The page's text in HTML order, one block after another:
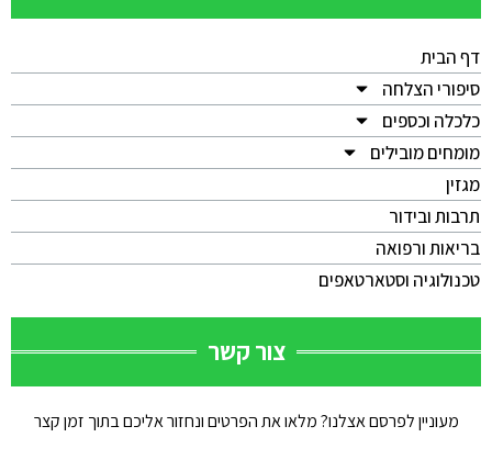
דף הבית
סיפורי הצלחה
כלכלה וכספים
מומחים מובילים
מגזין
תרבות ובידור
בריאות ורפואה
טכנולוגיה וסטארטאפים
צור קשר
מעוניין לפרסם אצלנו? מלאו את הפרטים ונחזור אליכם בתוך זמן קצר